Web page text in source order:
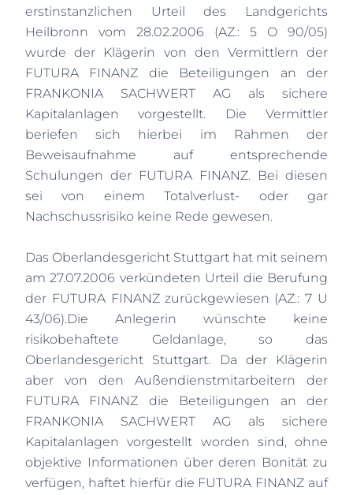
erstinstanzlichen Urteil des Landgerichts
Heilbronn vom 28.02.2006 (AZ.: 5 O 90/05)
wurde der Klägerin von den Vermittlern der
FUTURA FINANZ die Beteiligungen an der
FRANKONIA SACHWERT AG als sichere
Kapitalanlagen vorgestellt. Die Vermittler
beriefen sich hierbei im Rahmen der
Beweisaufnahme auf entsprechende
Schulungen der FUTURA FINANZ. Bei diesen
sei von einem Totalverlust- oder gar
Nachschussrisiko keine Rede gewesen.
Das Oberlandesgericht Stuttgart hat mit seinem
am 27.07.2006 verkündeten Urteil die Berufung
der FUTURA FINANZ zurückgewiesen (AZ.: 7 U
43/06).Die Anlegerin wünschte keine
risikobehaftete Geldanlage, so das
Oberlandesgericht Stuttgart. Da der Klägerin
aber von den Außendienstmitarbeitern der
FUTURA FINANZ die Beteiligungen an der
FRANKONIA SACHWERT AG als sichere
Kapitalanlagen vorgestellt worden sind, ohne
objektive Informationen über deren Bonität zu
verfügen, haftet hierfür die FUTURA FINANZ auf